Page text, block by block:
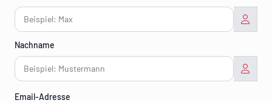
Nachname
Email-Adresse